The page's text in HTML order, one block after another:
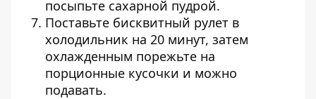
посыпьте сахарной пудрой.
Поставьте бисквитный рулет в
холодильник на 20 минут, затем
охлажденным порежьте на
порционные кусочки и можно
подавать.